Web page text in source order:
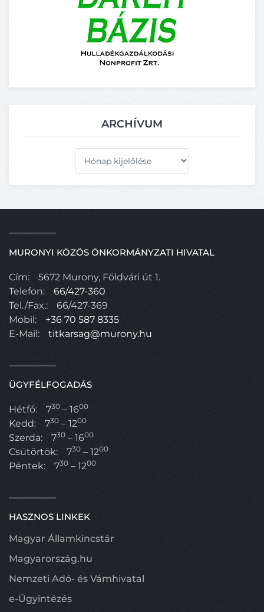
ARCHÍVUM
MURONYI KÖZÖS ÖNKORMÁNYZATI HIVATAL
Cím:
5672 Murony, Földvári út 1.
Telefon:
66/427-360
Tel./Fax.:
66/427-369
Mobil:
+36 70 587 8335
E-Mail:
titkarsag@murony.hu
ÜGYFÉLFOGADÁS
Hétfő: 730 – 1600
Kedd: 730 – 1200
Szerda: 730 – 1600
Csütörtök: 730 – 1200
Péntek: 730 – 1200
HASZNOS LINKEK
Magyar Államkincstár
Magyarország.hu
Nemzeti Adó- és Vámhivatal
e-Ügyintézés